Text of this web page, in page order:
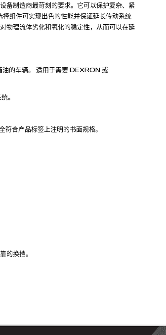
备制造商最苛刻的要求。它可以保护复杂、紧
组件可实现出色的性能并保证延长传动系统
物理流体劣化和氧化的稳定性，从而可以在延
的车辆。 适用于需要 DEXRON 或
。
合产品标签上注明的书面规格。
的换挡。